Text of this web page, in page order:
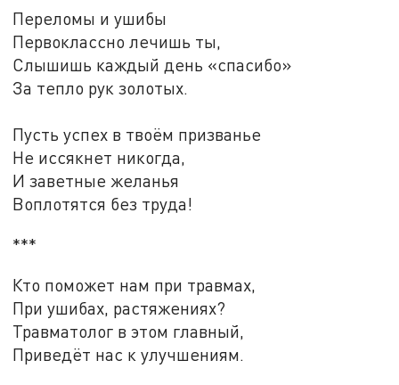
Переломы и ушибы
Первоклассно лечишь ты,
Слышишь каждый день «спасибо»
За тепло рук золотых.
Пусть успех в твоём призванье
Не иссякнет никогда,
И заветные желанья
Воплотятся без труда!
***
Кто поможет нам при травмах,
При ушибах, растяжениях?
Травматолог в этом главный,
Приведёт нас к улучшениям.